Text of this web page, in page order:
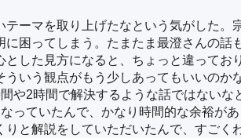
ーマを取り上げたなという気がした。
困ってしまう。たまたま最澄さんの話
した見方になると、ちょっと違ってお
いう観点がもう少しあってもいいのか
や2時間で解決するような話ではないな
っていたんで、かなり時間的な余裕が
と解説をしていただいたんで、すごく